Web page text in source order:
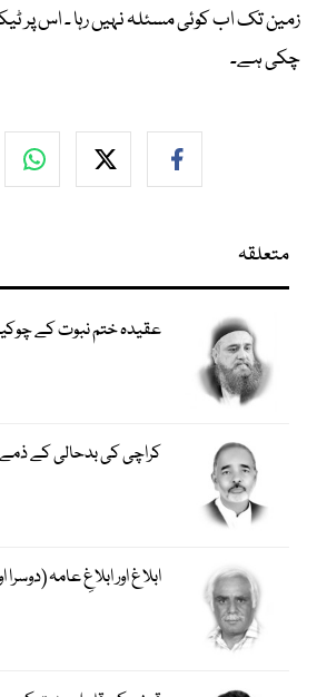
زمین تک اب کوئی مسئلہ نہیں رہا ۔ اس پر
چکی ہے۔
متعلقہ
عقیدہ ختم نبوت کے
کراچی کی بدحالی کے ذمے
ابلاغ اور ابلاغِ عامہ